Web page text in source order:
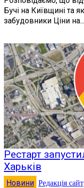
Бучі на Київщині та
забудовники Ціни на...
Рестарт
Харьків
Новини Редакція